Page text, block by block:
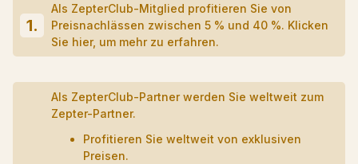
1.
Als ZepterClub-Mitglied profitieren Sie von
Preisnachlässen zwischen 5 % und 40 %. Klicken
Sie hier, um mehr zu erfahren.
Als ZepterClub-Partner werden Sie weltweit zum
Zepter-Partner.
Profitieren Sie weltweit von exklusiven
Preisen.